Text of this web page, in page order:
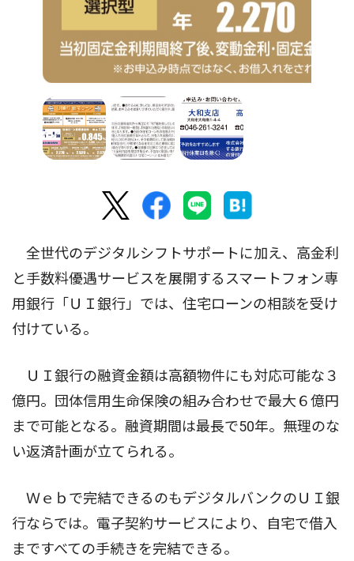
全世代のデジタルシフトサポートに加え、高金利
と手数料優遇サービスを展開するスマートフォン専
用銀行「ＵＩ銀行」では、住宅ローンの相談を受け
付けている。
ＵＩ銀行の融資金額は高額物件にも対応可能な３
億円。団体信用生命保険の組み合わせで最大６億円
まで可能となる。融資期間は最長で50年。無理のな
い返済計画が立てられる。
Ｗｅｂで完結できるのもデジタルバンクのＵＩ銀
行ならでは。電子契約サービスにより、自宅で借入
まですべての手続きを完結できる。